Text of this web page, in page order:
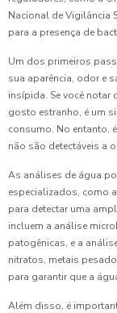
Nacional de Vigilância
para a presença de
Um dos primeiros
sua aparência, odor e
insípida. Se você notar
gosto estranho, é um
consumo. No entanto,
não são detectáveis a
As análises de água
especializados, como a
para detectar uma
incluem a análise
patogênicas, e a
nitratos, metais
para garantir que a
Além disso, é